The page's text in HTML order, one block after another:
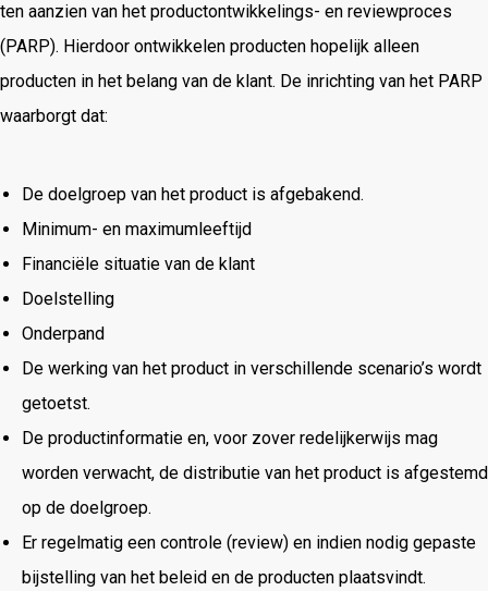
ten aanzien van het productontwikkelings- en reviewproces
(PARP). Hierdoor ontwikkelen producten hopelijk alleen
producten in het belang van de klant. De inrichting van het PARP
waarborgt dat:
De doelgroep van het product is afgebakend.
Minimum- en maximumleeftijd
Financiële situatie van de klant
Doelstelling
Onderpand
De werking van het product in verschillende scenario’s wordt
getoetst.
De productinformatie en, voor zover redelijkerwijs mag
worden verwacht, de distributie van het product is afgestemd
op de doelgroep.
Er regelmatig een controle (review) en indien nodig gepaste
bijstelling van het beleid en de producten plaatsvindt.